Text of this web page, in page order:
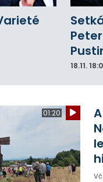
18.11.
01:20